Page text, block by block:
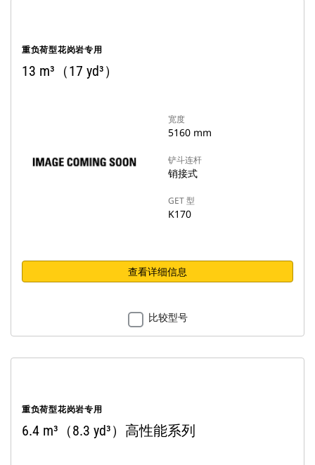
重负荷型花岗岩专用
13 m³（17 yd³）
宽度
5160 mm
铲斗连杆
销接式
GET 型
K170
查看详细信息
比较型号
重负荷型花岗岩专用
6.4 m³（8.3 yd³）高性能系列